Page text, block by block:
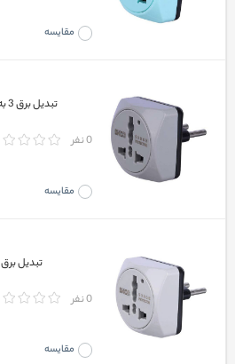
مقایسه
تبدیل برق 3 به 2 بیکو مدل A88 طوسی
0 نفر
مقایسه
تبدیل برق 3 به 2 بیکو مدل A88
0 نفر
مقایسه